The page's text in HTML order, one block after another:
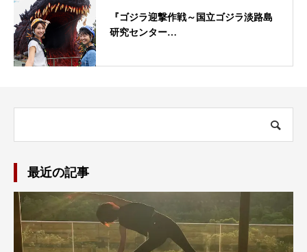
『ゴジラ迎撃作戦～国立ゴジラ淡路島
研究センター…
最近の記事